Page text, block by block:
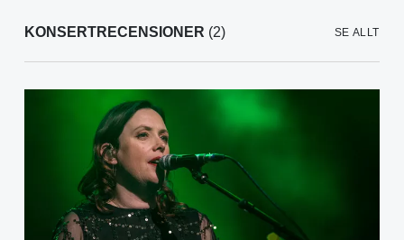
KONSERTRECENSIONER (2) SE ALLT